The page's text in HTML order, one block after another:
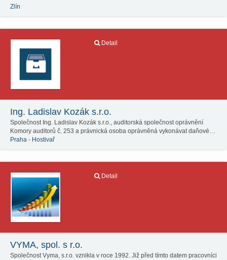
Zlín
Detail
Ing. Ladislav Kozák s.r.o.
Společnost Ing. Ladislav Kozák s.r.o., auditorská společnost oprávnění
Komory auditorů č. 253 a právnická osoba oprávněná vykonávat daňové…
Praha - Hostivař
Detail
VYMA, spol. s r.o.
Společnost Vyma, s.r.o. vznikla v roce 1992. Již před tímto datem pracovníci